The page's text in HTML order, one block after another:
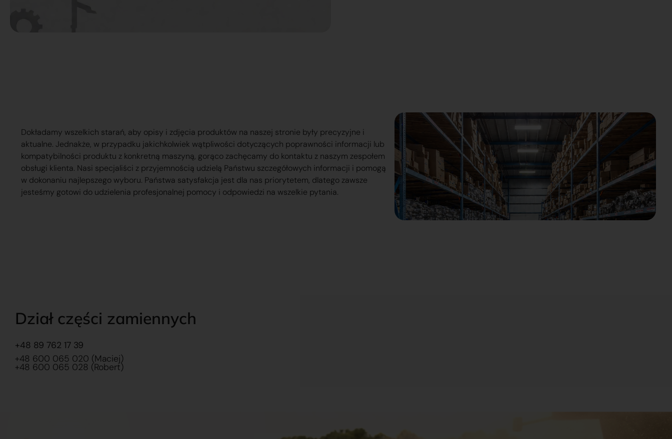
Dokładamy wszelkich starań, aby opisy i zdjęcia produktów na naszej stronie były precyzyjne i
aktualne. Jednakże, w przypadku jakichkolwiek wątpliwości dotyczących poprawności informacji lub
kompatybilności produktu z konkretną maszyną, gorąco zachęcamy do kontaktu z naszym zespołem
obsługi klienta. Nasi specjaliści z przyjemnością udzielą Państwu szczegółowych informacji i pomogą
w dokonaniu najlepszego wyboru. Państwa satysfakcja jest dla nas priorytetem, dlatego zawsze
jesteśmy gotowi do udzielenia profesjonalnej pomocy i odpowiedzi na wszelkie pytania.
Dział części zamiennych
+48 89 762 17 39
+48 600 065 020 (Maciej)
+48 600 065 028 (Robert)